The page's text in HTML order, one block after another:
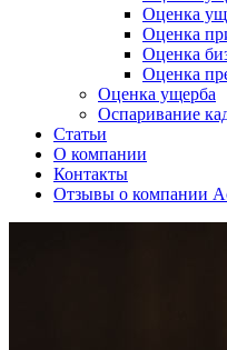
Оценка
Оценка
Оценка
Оценка
Оценка ущерба
Оспаривание
Статьи
О компании
Контакты
Отзывы о компании